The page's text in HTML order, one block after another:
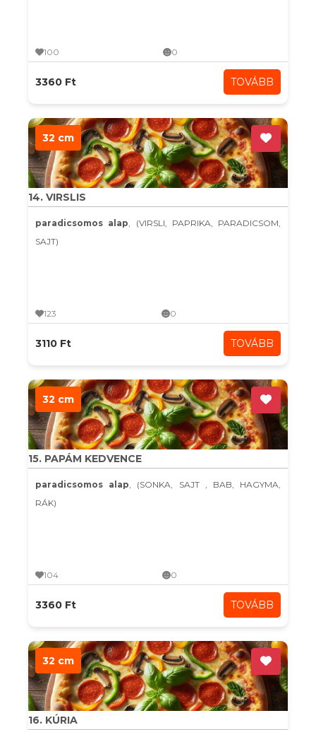
100 0
3360 Ft TOVÁBB
32 cm
14. VIRSLIS
paradicsomos alap, (VIRSLI, PAPRIKA, PARADICSOM,
SAJT)
123 0
3110 Ft TOVÁBB
32 cm
15. PAPÁM KEDVENCE
paradicsomos alap, (SONKA, SAJT , BAB, HAGYMA,
RÁK)
104 0
3360 Ft TOVÁBB
32 cm
16. KÚRIA